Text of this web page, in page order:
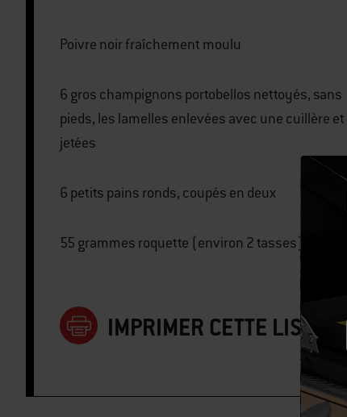
Poivre noir fraîchement moulu
6 gros champignons portobellos nettoyés, sans
pieds, les lamelles enlevées avec une cuillère et
jetées
6 petits pains ronds, coupés en deux
55 grammes roquette (environ 2 tasses)
IMPRIMER CETTE LISTE